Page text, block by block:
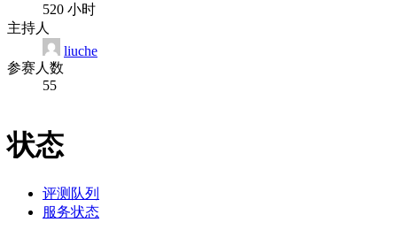
520 小时
主持人
liuche
参赛人数
55
状态
评测队列
服务状态